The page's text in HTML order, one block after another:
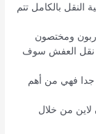
النقل بالكامل تتم
ومختصون
نقل العفش سوف
فهي من أهم
من خلال